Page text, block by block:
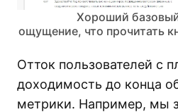
Хороший
ощущение, что прочитать
Отток пользователей с
доходимость до конца
метрики. Например, мы